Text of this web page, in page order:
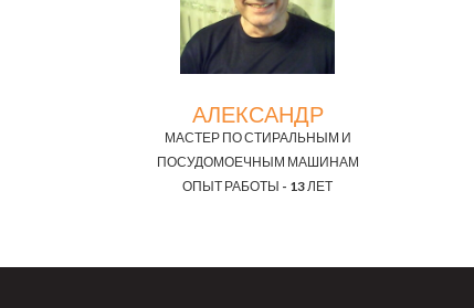
АЛЕКСАНДР
МАСТЕР ПО СТИРАЛЬНЫМ И
ПОСУДОМОЕЧНЫМ МАШИНАМ
ОПЫТ РАБОТЫ - 13 ЛЕТ